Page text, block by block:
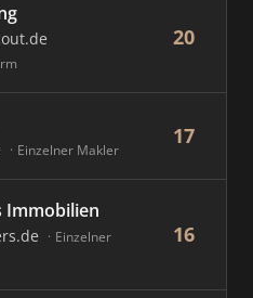
20
Einzelner Makler
17
Immobilien
Einzelner
16